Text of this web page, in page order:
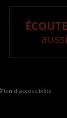
Plan d'accessibilite